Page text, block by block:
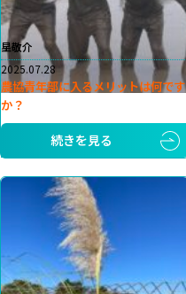
星敬介
2025.07.28
農協青年部に入るメリットは何です
か？
続きを見る